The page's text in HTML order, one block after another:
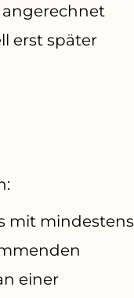
angerechnet
erst später
mit mindestens
einer